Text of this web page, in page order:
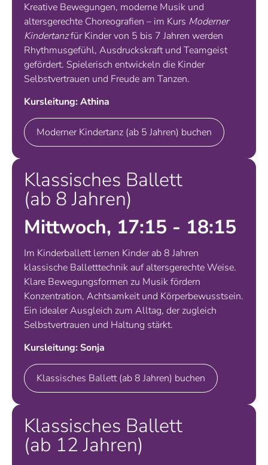
Kreative Bewegungen, moderne Musik und
altersgerechte Choreografien – im Kurs Moderner
Kindertanzfür Kinder von 5 bis 7 Jahren werden
Rhythmusgefühl, Ausdruckskraft und Teamgeist
gefördert. Spielerisch entwickeln die Kinder
Selbstvertrauen und Freude am Tanzen.
Kursleitung: Athina
Moderner Kindertanz (ab 5 Jahren) buchen
Klassisches Ballett
(ab 8 Jahren)
Mittwoch, 17:15 - 18:15
Im Kinderballett lernen Kinder ab 8 Jahren
klassische Balletttechnik auf altersgerechte Weise.
Klare Bewegungsformen zu Musik fördern
Konzentration, Achtsamkeit und Körperbewusstsein.
Ein idealer Ausgleich zum Alltag, der zugleich
Selbstvertrauen und Haltung stärkt.
Kursleitung: Sonja
Klassisches Ballett (ab 8 Jahren) buchen
Klassisches Ballett
(ab 12 Jahren)